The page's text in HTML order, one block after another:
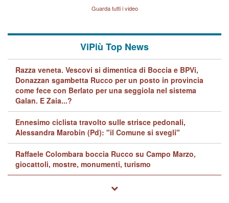
quelle di... Barbara D'UrsoGuarda tutti i video
ViPiù Top News
Razza veneta. Vescovi si dimentica di Boccia e BPVi,
Donazzan sgambetta Rucco per un posto in provincia
come fece con Berlato per una seggiola nel sistema
Galan. E Zaia...?
Ennesimo ciclista travolto sulle strisce pedonali,
Alessandra Marobin (Pd): "il Comune si svegli"
Raffaele Colombara boccia Rucco su Campo Marzo,
giocattoli, mostre, monumenti, turismo